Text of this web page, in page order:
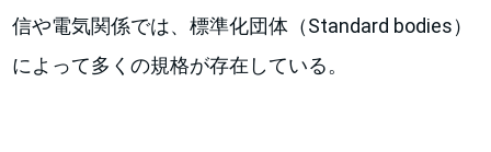
信や電気関係では、標準化団体（Standard bodies）
によって多くの規格が存在している。